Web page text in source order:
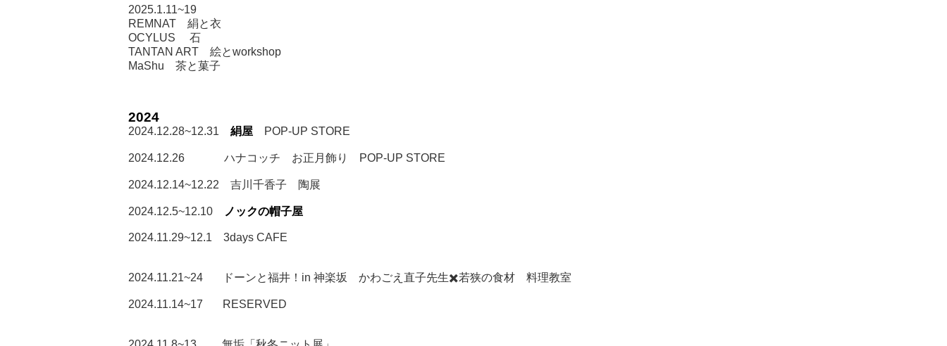
2025.1.11~19
REMNAT 絹と衣
OCYLUS 石
TANTAN ART 絵とworkshop
MaShu 茶と菓子
2024
2024.12.28~12.31 絹屋 POP-UP STORE
2024.12.26 ハナコッチ お正月飾り POP-UP STORE
2024.12.14~12.22 吉川千香子 陶展
2024.12.5~12.10 ノックの帽子屋
2024.11.29~12.1 3days CAFE
2024.11.21~24 ドーンと福井！in 神楽坂 かわごえ直子先生✖️若狭の食材 料理教室
2024.11.14~17 RESERVED